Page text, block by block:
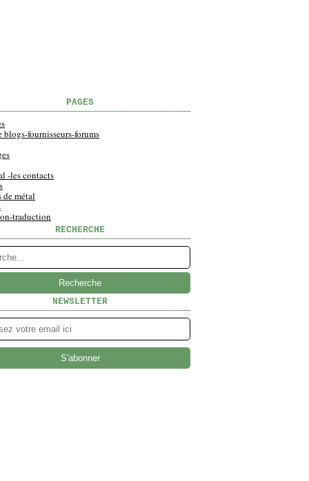
PAGES
blogs-fournisseurs-forums
-les contacts
de métal
traduction
RECHERCHE
NEWSLETTER